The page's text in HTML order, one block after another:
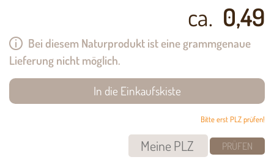
ca. 0,49
Bei diesem Naturprodukt ist eine grammgenaue
Lieferung nicht möglich.
Bitte erst PLZ prüfen!
PRÜFEN